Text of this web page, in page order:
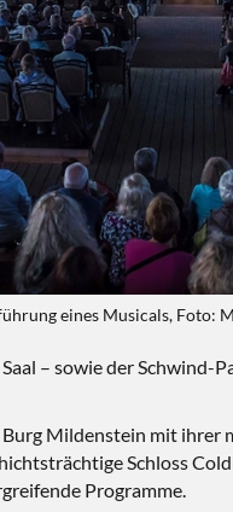
eines Musicals, Foto:
– sowie der Schwind-
Mildenstein mit ihrer
Schloss
Programme.